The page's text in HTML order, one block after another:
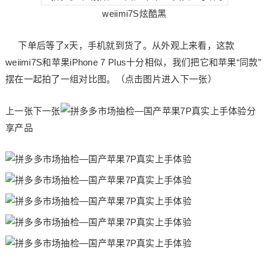
weiimi7S炫酷黑
下单后等了x天，手机就到货了。从外观上来看，这款
weiimi7S和苹果iPhone 7 Plus十分相似，我们把它和苹果“同款”
摆在一起拍了一组对比图。（点击图片进入下一张）
上一张下一张
分
享产品